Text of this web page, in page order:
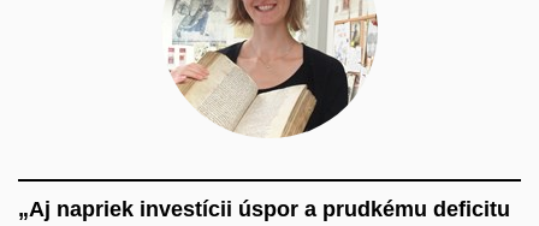
„Aj napriek investícii úspor a prudkému deficitu